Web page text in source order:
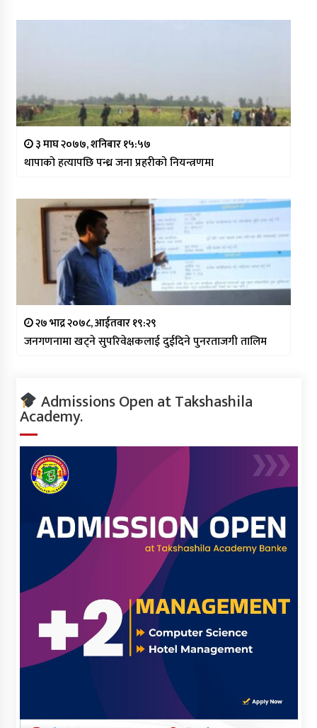
३ माघ २०७७, शनिबार १५:५७
थापाको हत्यापछि पन्ध्र जना प्रहरीको नियन्त्रणमा
२७ भाद्र २०७८, आईतवार १९:२९
जनगणनामा खट्ने सुपरिवेक्षकलाई दुईदिने पुनरताजगी तालिम
Admissions Open at Takshashila
Academy.